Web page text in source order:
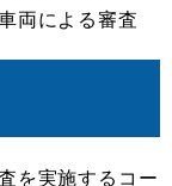
両による審査
を実施するコー